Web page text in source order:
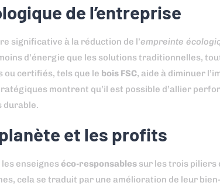
de l’entreprise
significative à la réduction de l’empreinte
d’énergie que les solutions traditionnelles,
ou certifiés, tels que le bois FSC, aide à diminuer
montrent qu’il est possible d’allier
durable.
et les profits
enseigneséco-responsables sur les trois piliers
cela se traduit par une amélioration de leur